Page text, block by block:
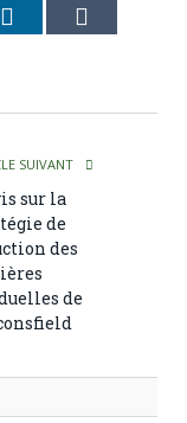
LinkedIn
SUIVANT
sur la
de
des
de